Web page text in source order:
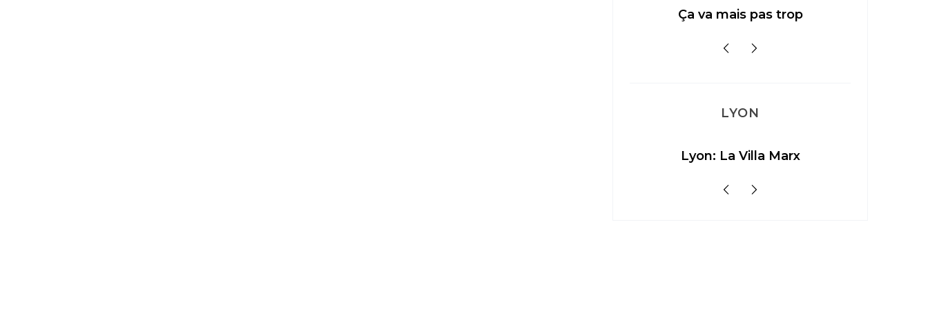
Ça va mais pas trop
LYON
Lyon: La Villa Marx